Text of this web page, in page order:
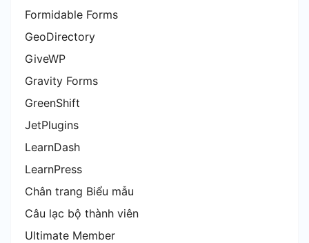
Formidable Forms
GeoDirectory
GiveWP
Gravity Forms
GreenShift
JetPlugins
LearnDash
LearnPress
Chân trang Biểu mẫu
Câu lạc bộ thành viên
Ultimate Member